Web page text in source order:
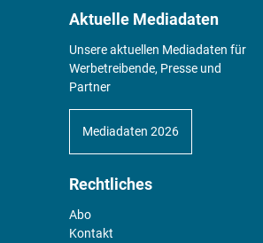
Aktuelle Mediadaten
Unsere aktuellen Mediadaten für
Werbetreibende, Presse und
Partner
Mediadaten 2026
Rechtliches
Abo
Kontakt